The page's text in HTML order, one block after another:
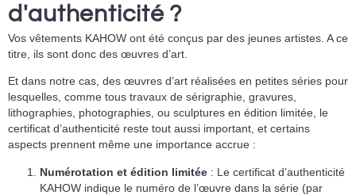
d'authenticité ?
Vos vêtements KAHOW ont été conçus par des jeunes artistes. A ce
titre, ils sont donc des œuvres d’art.
Et dans notre cas, des œuvres d’art réalisées en petites séries pour
lesquelles, comme tous travaux de sérigraphie, gravures,
lithographies, photographies, ou sculptures en édition limitée, le
certificat d’authenticité reste tout aussi important, et certains
aspects prennent même une importance accrue :
Numérotation et édition limitée : Le certificat d’authenticité
KAHOW indique le numéro de l’œuvre dans la série (par